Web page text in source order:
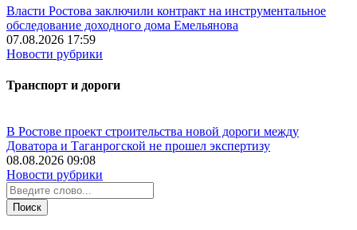
Власти Ростова заключили контракт на инструментальное
обследование доходного дома Емельянова
07.08.2026 17:59
Новости рубрики
Транспорт и дороги
В Ростове проект строительства новой дороги между
Доватора и Таганрогской не прошел экспертизу
08.08.2026 09:08
Новости рубрики